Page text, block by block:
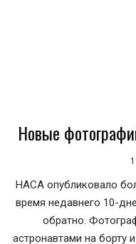
Новые
НАСА опубликовало
время недавнего 10-
обратно.
астронавтами на борту